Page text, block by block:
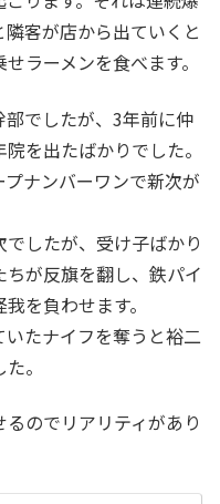
客が店から出ていくと
ラーメンを食べます。
でしたが、3年前に仲
を出たばかりでした。
ナンバーワンで新次が
したが、受け子ばかり
が反旗を翻し、鉄パイ
を負わせます。
たナイフを奪うと裕二
。
のでリアリティがあり